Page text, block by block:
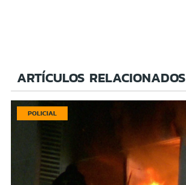
ARTÍCULOS RELACIONADOS
POLICIAL